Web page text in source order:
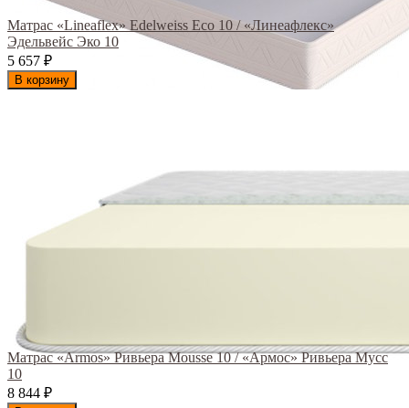
Матрас «Lineaflex» Edelweiss Eco 10 / «Линеафлекс»
Эдельвейс Эко 10
5 657 ₽
В корзину
Матрас «Armos» Ривьера Mousse 10 / «Армос» Ривьера Мусс
10
8 844 ₽